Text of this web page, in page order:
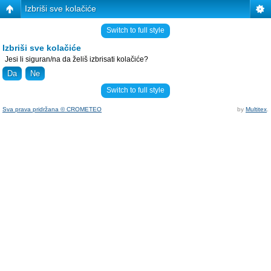
Izbriši sve kolačiće
Switch to full style
Izbriši sve kolačiće
Jesi li siguran/na da želiš izbrisati kolačiće?
Switch to full style
Sva prava pridržana © CROMETEO by Multitex